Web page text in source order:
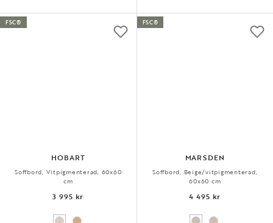
HOBART
Soffbord, Vitpigmenterad, 60x60
cm
3 995 kr
FSC®
MARSDEN
Soffbord, Beige/vitpigmenterad,
60x60 cm
4 495 kr
FSC®